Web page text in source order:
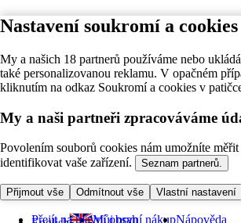
Nastavení soukromí a cookies
My a našich 18 partnerů používáme nebo
také personalizovanou reklamu. V opačném
kliknutím na odkaz Soukromí a cookies v
My a naši partneři zpracováváme
Povolením souborů cookies nám umožníte
identifikovat vaše zařízení.
Seznam partnerů.
Přijmout vše Odmítnout vše Vlastní nastavení
Přejít na hlavní obsah
Můj první nákupNápověda